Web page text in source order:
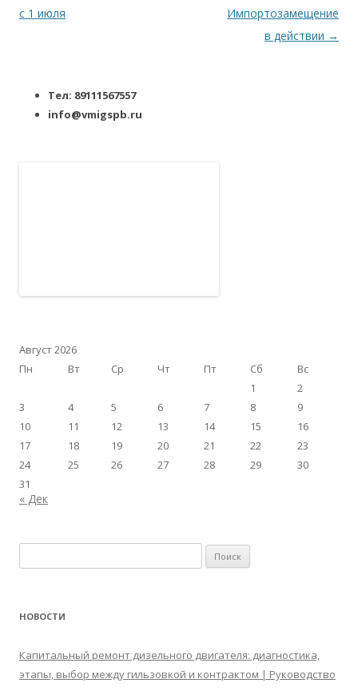
с 1 июля
Импортозамещение
в действии →
Тел: 89111567557
info@vmigspb.ru
Август 2026
Пн
Вт Ср Чт Пт Сб
Вс
1
2
3
4 5 6 7 8
9
10
11 12 13 14 15
16
17
18 19 20 21 22
23
24
25 26 27 28 29
30
31
« Дек
НОВОСТИ
Капитальный ремонт дизельного двигателя: диагностика,
этапы, выбор между гильзовкой и контрактом | Руководство